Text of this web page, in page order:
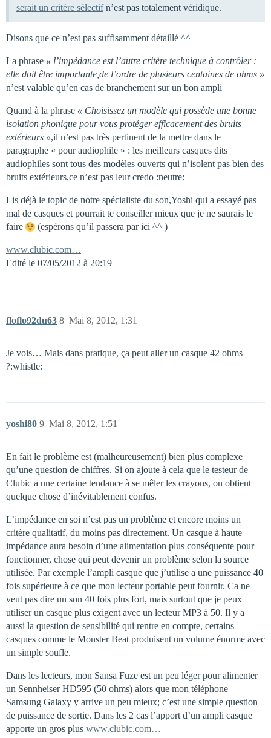
serait un critère sélectifn’est pas totalement véridique.
Disons que ce n’est pas suffisamment détaillé ^^
La phrase « l’impédance est l’autre critère technique à contrôler :
elle doit être importante,de l’ordre de plusieurs centaines de ohms »
n’est valable qu’en cas de branchement sur un bon ampli
Quand à la phrase « Choisissez un modèle qui possède une bonne
isolation phonique pour vous protéger efficacement des bruits
extérieurs »,il n’est pas très pertinent de la mettre dans le
paragraphe « pour audiophile » : les meilleurs casques dits
audiophiles sont tous des modèles ouverts qui n’isolent pas bien des
bruits extérieurs,ce n’est pas leur credo :neutre:
Lis déjà le topic de notre spécialiste du son,Yoshi qui a essayé pas
mal de casques et pourrait te conseiller mieux que je ne saurais le
faire
(espérons qu’il passera par ici ^^ )
www.clubic.com…
Edité le 07/05/2012 à 20:19
floflo92du63 Mai 8, 2012, 1:31
8
Je vois… Mais dans pratique, ça peut aller un casque 42 ohms
?:whistle:
yoshi80 Mai 8, 2012, 1:51
9
En fait le problème est (malheureusement) bien plus complexe
qu’une question de chiffres. Si on ajoute à cela que le testeur de
Clubic a une certaine tendance à se mêler les crayons, on obtient
quelque chose d’inévitablement confus.
L’impédance en soi n’est pas un problème et encore moins un
critère qualitatif, du moins pas directement. Un casque à haute
impédance aura besoin d’une alimentation plus conséquente pour
fonctionner, chose qui peut devenir un problème selon la source
utilisée. Par exemple l’ampli casque que j’utilise a une puissance 40
fois supérieure à ce que mon lecteur portable peut fournir. Ca ne
veut pas dire un son 40 fois plus fort, mais surtout que je peux
utiliser un casque plus exigent avec un lecteur MP3 à 50. Il y a
aussi la question de sensibilité qui rentre en compte, certains
casques comme le Monster Beat produisent un volume énorme avec
un simple soufle.
Dans les lecteurs, mon Sansa Fuze est un peu léger pour alimenter
un Sennheiser HD595 (50 ohms) alors que mon téléphone
Samsung Galaxy y arrive un peu mieux; c’est une simple question
de puissance de sortie. Dans les 2 cas l’apport d’un ampli casque
apporte un gros plus www.clubic.com…